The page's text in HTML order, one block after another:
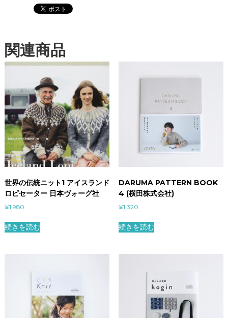
)
個
関連商品
世界の伝統ニット1 アイスランド
ロピセーター 日本ヴォーグ社
¥1,980
続きを読む
DARUMA PATTERN BOOK
4 (横田株式会社)
¥1,320
続きを読む